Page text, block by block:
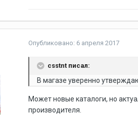
Опубликовано: 6 апреля 2017
csstnt писал:
В магазе уверенно
Может новые каталоги, но
производителя.